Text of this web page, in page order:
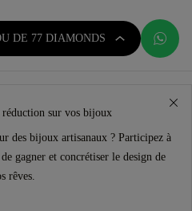
DE 77 DIAMONDS
réduction sur vos bijoux
des bijoux artisanaux ? Participez à
gagner et concrétiser le design de
rêves.